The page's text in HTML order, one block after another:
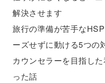
解決させます
旅行の準備が苦手な
ーズせずに動ける5つの
カウンセラーを目指し
った話